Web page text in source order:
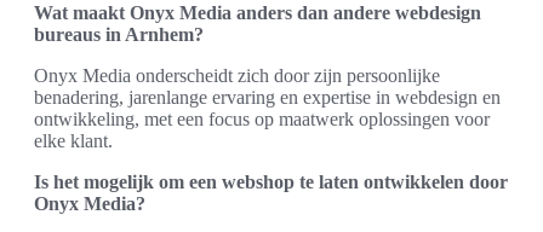
Wat maakt Onyx Media anders dan andere webdesign
bureaus in Arnhem?
Onyx Media onderscheidt zich door zijn persoonlijke
benadering, jarenlange ervaring en expertise in webdesign en
ontwikkeling, met een focus op maatwerk oplossingen voor
elke klant.
Is het mogelijk om een webshop te laten ontwikkelen door
Onyx Media?